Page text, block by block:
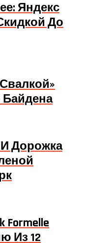
Яндекс
До
Дорожка
Из 12